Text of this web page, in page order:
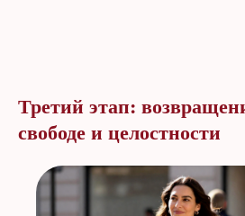
Третий этап:
свободе и целостности